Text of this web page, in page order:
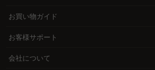
お買い物ガイド
お客様サポート
会社について